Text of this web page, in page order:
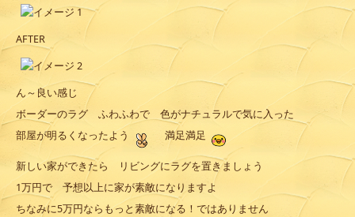
AFTER
ん～良い感じ
ボーダーのラグ ふわふわで 色がナチュラルで気に入った
部屋が明るくなったよう
満足満足
新しい家ができたら リビングにラグを置きましょう
1万円で 予想以上に家が素敵になりますよ
ちなみに5万円ならもっと素敵になる！ではありません